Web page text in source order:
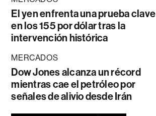
El yen enfrenta una prueba clave
en los 155 por dólar tras la
intervención histórica
MERCADOS
Dow Jones alcanza un récord
mientras cae el petróleo por
señales de alivio desde Irán